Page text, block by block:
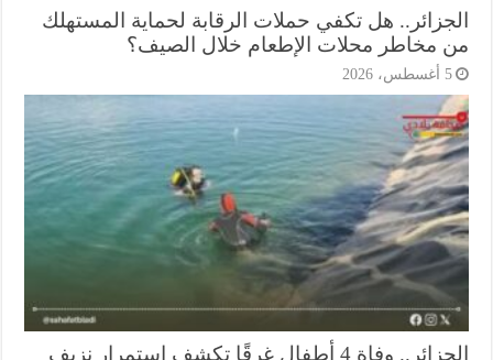
هل تكفي حملات الرقابة لحماية المستهلك
مخاطر محلات الإطعام خلال الصيف؟
الجزائر.. وفاة 4 أطفال غرقًا تكشف استمرار نزيف